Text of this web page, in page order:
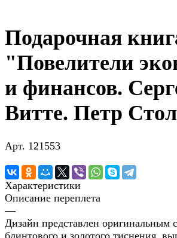
Подарочная
"Повелители
и финансов.
Витте. Петр
Арт. 121553
Характеристики
Описание переплета
—
Дизайн представлен оригинальным